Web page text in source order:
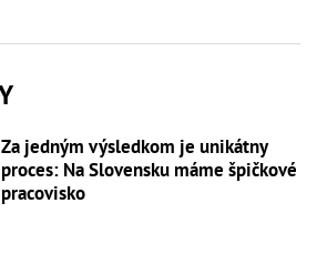
Za jedným výsledkom je unikátny
proces: Na Slovensku máme špičkové
pracovisko